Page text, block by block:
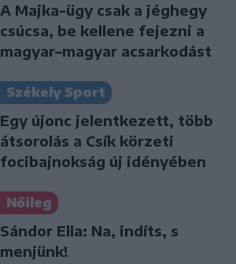
A Majka-ügy csak a jéghegy
csúcsa, be kellene fejezni a
magyar–magyar acsarkodást
Székely Sport
Egy újonc jelentkezett, több
átsorolás a Csík körzeti
focibajnokság új idényében
Nőileg
Sándor Ella: Na, indíts, s
menjünk!